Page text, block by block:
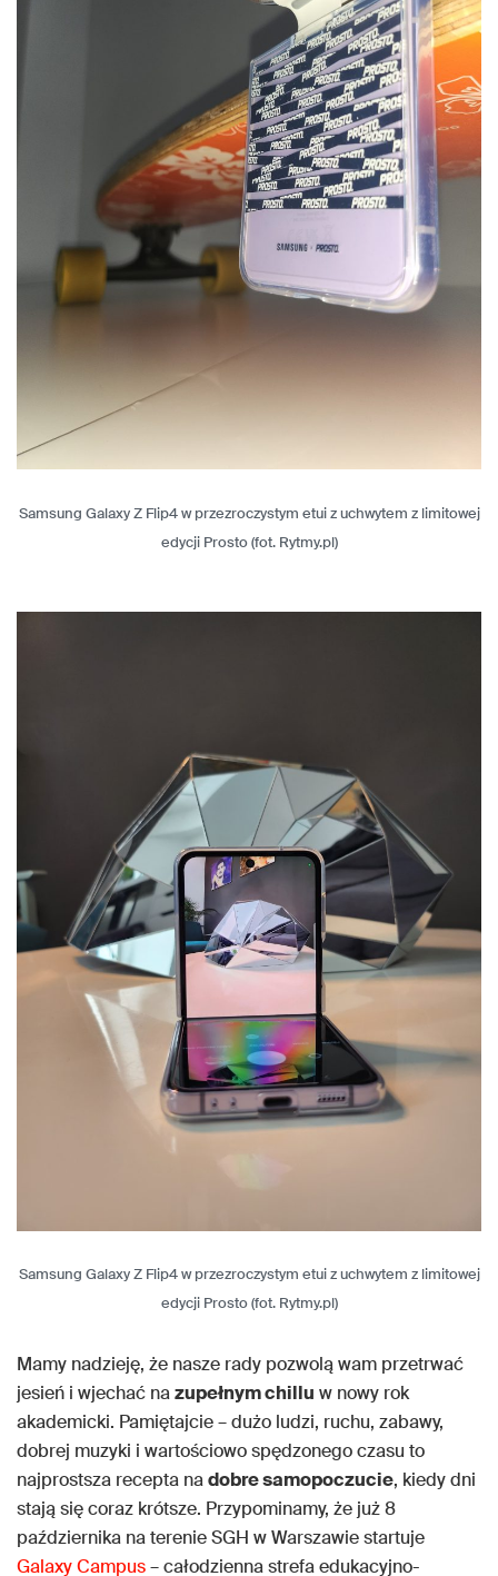
Samsung Galaxy Z Flip4 w przezroczystym etui z uchwytem z limitowej
edycji Prosto (fot. Rytmy.pl)
Samsung Galaxy Z Flip4 w przezroczystym etui z uchwytem z limitowej
edycji Prosto (fot. Rytmy.pl)
Mamy nadzieję, że nasze rady pozwolą wam przetrwać
jesień i wjechać nazupełnym chillu w nowy rok
akademicki. Pamiętajcie – dużo ludzi, ruchu, zabawy,
dobrej muzyki i wartościowo spędzonego czasu to
najprostsza recepta nadobre samopoczucie, kiedy dni
stają się coraz krótsze. Przypominamy, że już 8
października na terenie SGH w Warszawie startuje
Galaxy Campus– całodzienna strefa edukacyjno-